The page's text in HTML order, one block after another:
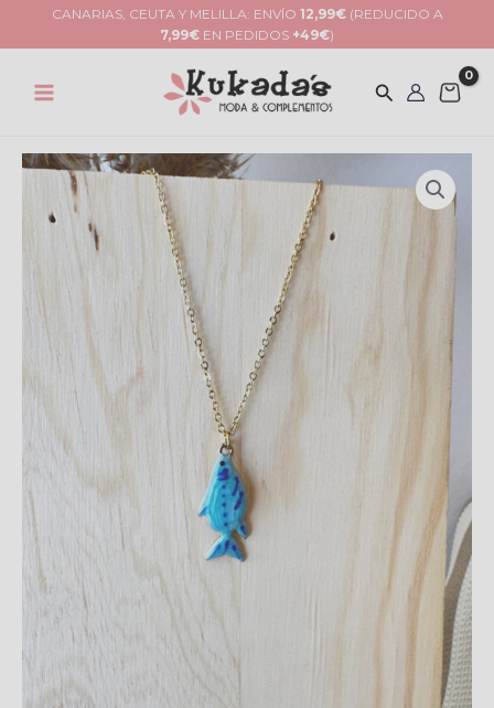
CANARIAS, CEUTA Y MELILLA: ENVÍO 12,99€(REDUCIDO A
7,99€ EN PEDIDOS +49€)